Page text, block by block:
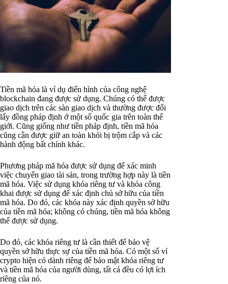
Tiền mã hóa là ví dụ điển hình của công nghệ
blockchain đang được sử dụng. Chúng có thể được
giao dịch trên các sàn giao dịch và thường được đổi
lấy đồng pháp định ở một số quốc gia trên toàn thế
giới. Cũng giống như tiền pháp định, tiền mã hóa
cũng cần được giữ an toàn khỏi bị trộm cắp và các
hành động bất chính khác.
Phương pháp mã hóa được sử dụng để xác minh
việc chuyển giao tài sản, trong trường hợp này là tiền
mã hóa. Việc sử dụng khóa riêng tư và khóa công
khai được sử dụng để xác định chủ sở hữu của tiền
mã hóa. Do đó, các khóa này xác định quyền sở hữu
của tiền mã hóa; không có chúng, tiền mã hóa không
thể được sử dụng.
Do đó, các khóa riêng tư là cần thiết để bảo vệ
quyền sở hữu thực sự của tiền mã hóa. Có một số ví
crypto hiện có dành riêng để bảo mật khóa riêng tư
và tiền mã hóa của người dùng, tất cả đều có lợi ích
riêng của nó.